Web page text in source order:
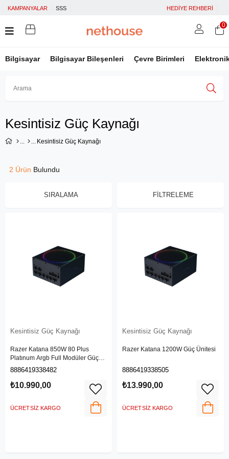
KAMPANYALAR SSS HEDİYE REHBERİ
Bilgisayar Bilgisayar Bileşenleri Çevre Birimleri
Facebook İle Bağlan
0
Kesintisiz Güç Kaynağı
Kesintisiz Güç Kaynağı
FILTRELEME
SIRALAMA
2 Ürün
Kesintisiz Güç Kaynağı
Razer Katana 850W 80 Plus
Platınum Argb Full Modüler Güç
Kaynağı
8886419338482
₺10.990,00
ÜCRETSIZ KARGO
Kesintisiz Güç Kaynağı
Razer Katana 1200W Güç Ünitesi
8886419338505
₺13.990,00
ÜCRETSIZ KARGO